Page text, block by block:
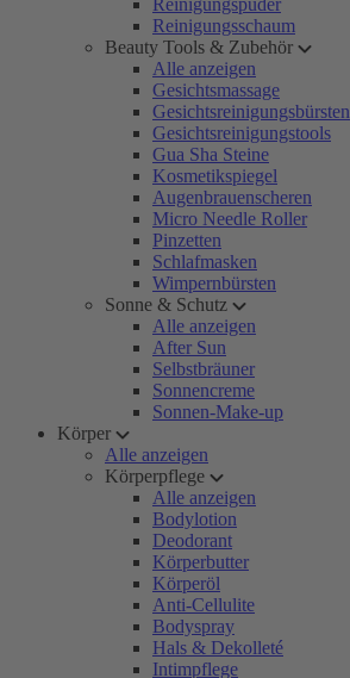
Reinigungspuder
Reinigungsschaum
Beauty Tools & Zubehör
Alle anzeigen
Gesichtsmassage
Gesichtsreinigungsbürsten
Gesichtsreinigungstools
Gua Sha Steine
Kosmetikspiegel
Augenbrauenscheren
Micro Needle Roller
Pinzetten
Schlafmasken
Wimpernbürsten
Sonne & Schutz
Alle anzeigen
After Sun
Selbstbräuner
Sonnencreme
Sonnen-Make-up
Körper
Alle anzeigen
Körperpflege
Alle anzeigen
Bodylotion
Deodorant
Körperbutter
Körperöl
Anti-Cellulite
Bodyspray
Hals & Dekolleté
Intimpflege